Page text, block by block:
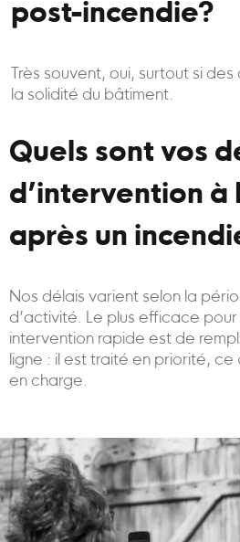
post-incendie?
Très souvent, oui, surtout si
la solidité du bâtiment.
Quels sont vos
d’intervention à
après un
Nos délais varient selon la
d’activité. Le plus efficace
intervention rapide est de
ligne : il est traité en priorité, ce
en charge.